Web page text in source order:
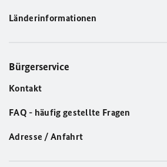
Länderinformationen
Bürgerservice
Kontakt
FAQ - häufig gestellte Fragen
Adresse / Anfahrt